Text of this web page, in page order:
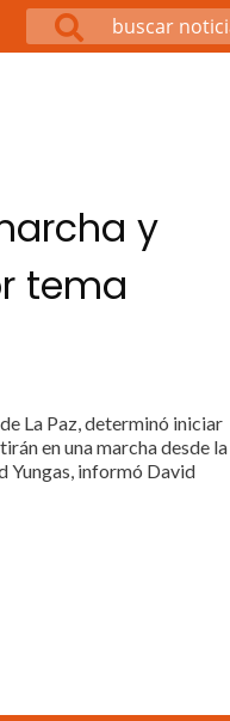
y
tema
La Paz, determinó iniciar
en una marcha desde la
Yungas, informó David